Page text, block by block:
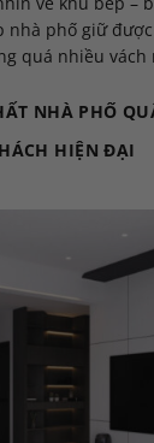
nhà phố giữ
quá nhiều vách
NHÀ PHỐ
HIỆN ĐẠI